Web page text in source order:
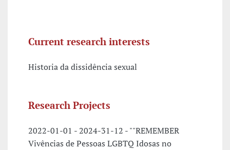
Current research interests
Historia da dissidência sexual
Research Projects
2022-01-01 - 2024-31-12 - ""REMEMBER
Vivências de Pessoas LGBTQ Idosas no